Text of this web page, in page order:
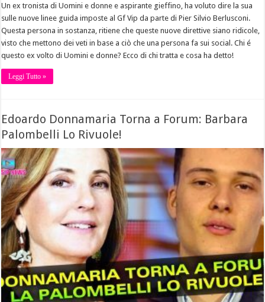
Un ex tronista di Uomini e donne e aspirante gieffino, ha voluto dire la sua
sulle nuove linee guida imposte al Gf Vip da parte di Pier Silvio Berlusconi.
Questa persona in sostanza, ritiene che queste nuove direttive siano ridicole,
visto che mettono dei veti in base a ciò che una persona fa sui social. Chi é
questo ex volto di Uomini e donne? Ecco di chi tratta e cosa ha detto!
Leggi Tutto »
Edoardo Donnamaria Torna a Forum: Barbara
Palombelli Lo Rivuole!